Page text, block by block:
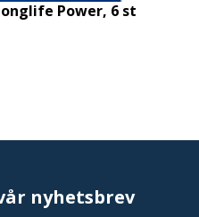
Power, 6 st
nyhetsbrev